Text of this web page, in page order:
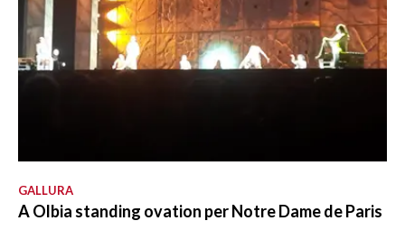
GALLURA
A Olbia standing ovation per Notre Dame de Paris